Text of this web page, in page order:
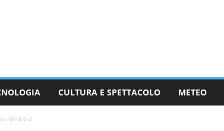
CULTURA E SPETTACOLO METEO
i Wild 6-3